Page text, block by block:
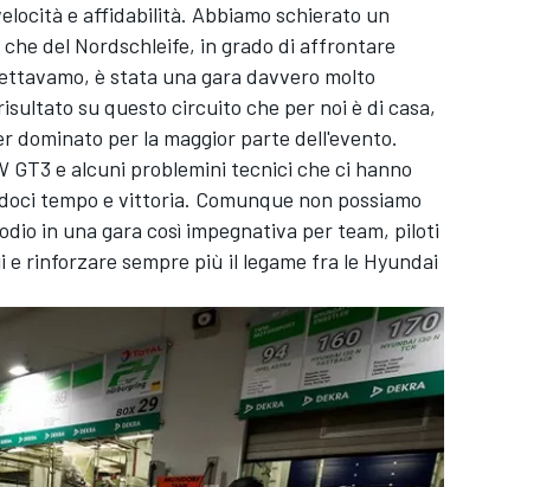
e affidabilità. Abbiamo schierato un
del Nordschleife, in grado di affrontare
è stata una gara davvero molto
su questo circuito che per noi è di casa,
dominato per la maggior parte dell'evento.
e alcuni problemini tecnici che ci hanno
tempo e vittoria. Comunque non possiamo
in una gara così impegnativa per team, piloti
rinforzare sempre più il legame fra le Hyundai